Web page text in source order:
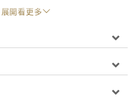
現今被世人所誤解的用法相去甚
的轉變與沈淪。
展開看更多